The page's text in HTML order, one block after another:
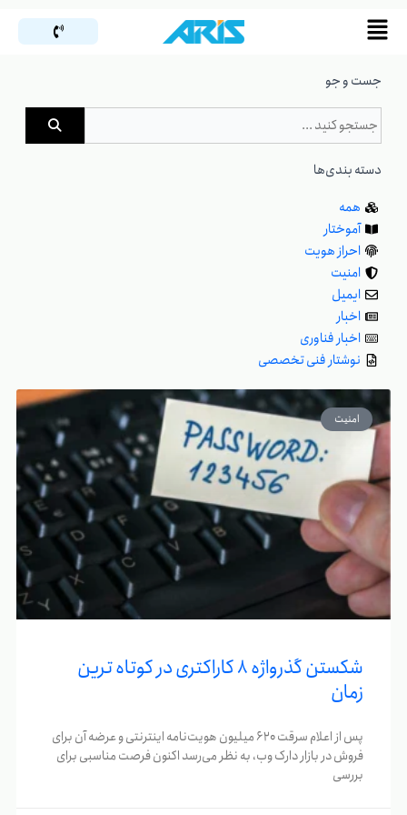
Flyout
Menu
جست و جو
دسته بندی‌ها
همه
آموختار
احراز هویت
امنیت
ایمیل
اخبار
اخبار فناوری
نوشتار فنی تخصصی
امنیت
شکستن گذرواژه‌ 8 کاراکتری در کوتاه ترین
زمان
پس از اعلام سرقت 620 میلیون هویت‌نامه اینترنتی و عرضه آن برای
فروش در بازار دارک وب، به نظر می‌رسد اکنون فرصت مناسبی برای
بررسی